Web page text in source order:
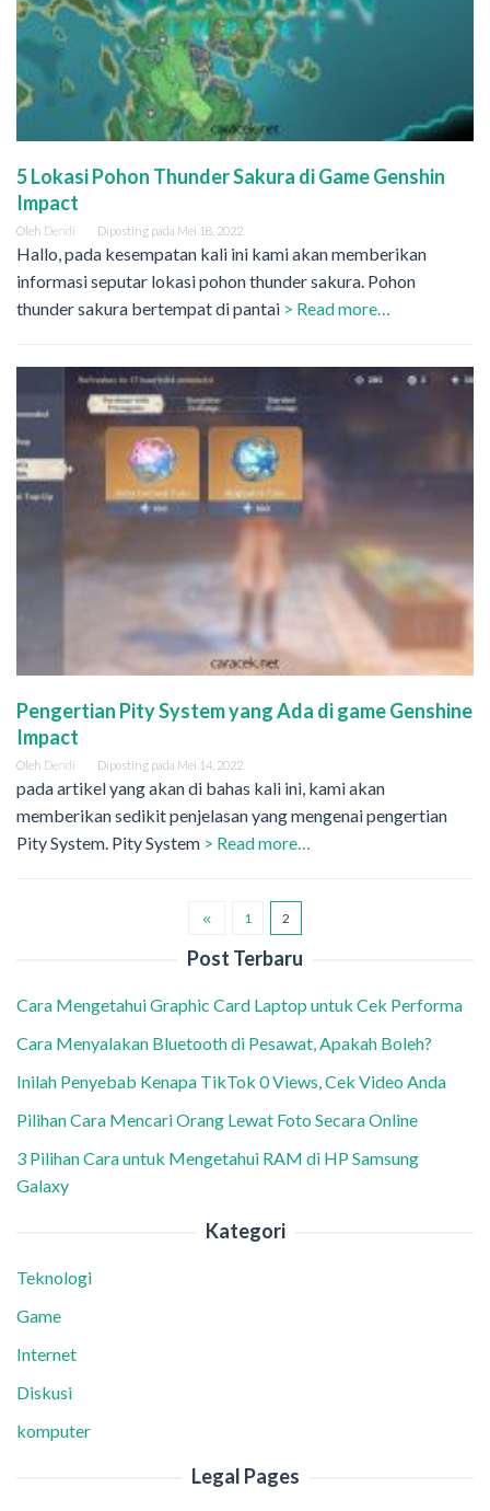
5 Lokasi Pohon Thunder Sakura di Game Genshin
Impact
Oleh Dendi Diposting pada Mei 18, 2022
Hallo, pada kesempatan kali ini kami akan memberikan
informasi seputar lokasi pohon thunder sakura. Pohon
thunder sakura bertempat di pantai > Read more…
Pengertian Pity System yang Ada di game Genshine
Impact
Oleh Dendi Diposting pada Mei 14, 2022
pada artikel yang akan di bahas kali ini, kami akan
memberikan sedikit penjelasan yang mengenai pengertian
Pity System. Pity System > Read more…
1 2
Post Terbaru
Cara Mengetahui Graphic Card Laptop untuk Cek Performa
Cara Menyalakan Bluetooth di Pesawat, Apakah Boleh?
Inilah Penyebab Kenapa TikTok 0 Views, Cek Video Anda
Pilihan Cara Mencari Orang Lewat Foto Secara Online
3 Pilihan Cara untuk Mengetahui RAM di HP Samsung
Galaxy
Kategori
Teknologi
Game
Internet
Diskusi
komputer
Legal Pages